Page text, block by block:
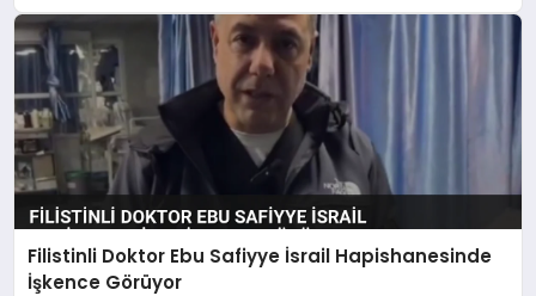
Filistinli Doktor Ebu Safiyye İsrail Hapishanesinde
İşkence Görüyor